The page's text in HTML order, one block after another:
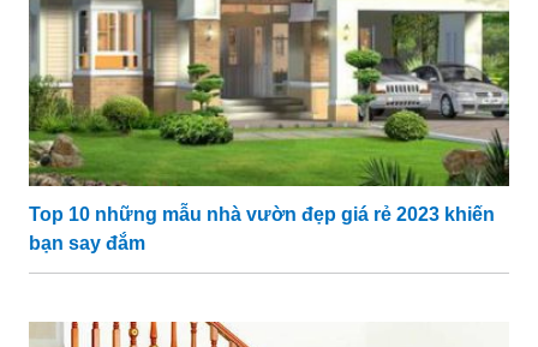
Top 10 những mẫu nhà vườn đẹp giá rẻ 2023 khiến
bạn say đắm